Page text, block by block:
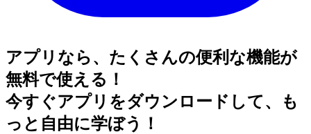
アプリなら、たくさんの便利な機能が
無料で使える！
今すぐアプリをダウンロードして、も
っと自由に学ぼう！